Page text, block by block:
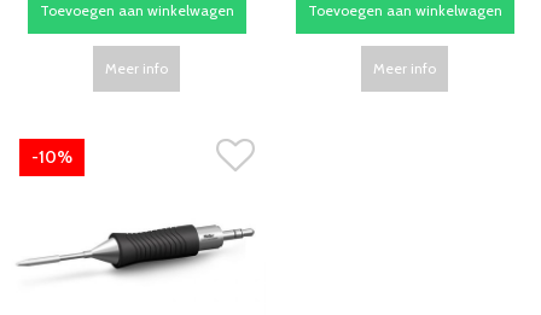
Toevoegen aan winkelwagen
Meer info
Toevoegen aan winkelwagen
Meer info
-10%